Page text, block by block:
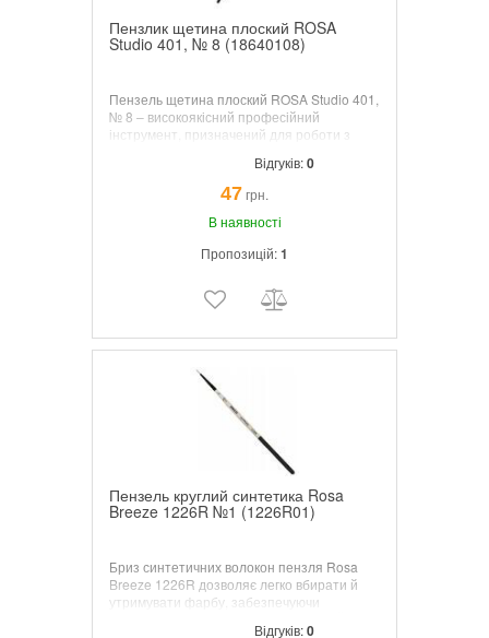
Пензлик щетина плоский ROSA
Studio 401, № 8 (18640108)
Пензель щетина плоский ROSA Studio 401,
№ 8 – високоякісний професійний
інструмент, призначений для роботи з
натуральної щетини, яка забезпечує
відмінну пружність та зносостійкість.
Завдяки плоскому робочому краю пензель
Відгуків:0
47грн.
В наявності
Пропозицій:1
Пензель круглий синтетика Rosa
Breeze 1226R №1 (1226R01)
Бриз синтетичних волокон пензля Rosa
Breeze 1226R дозволяє легко вбирати й
утримувати фарбу, забезпечуючи
Відгуків:0